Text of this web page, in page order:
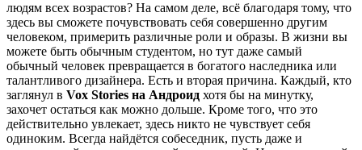
людям всех возрастов? На самом деле, всё благодаря тому, что
здесь вы сможете почувствовать себя совершенно другим
человеком, примерить различные роли и образы. В жизни вы
можете быть обычным студентом, но тут даже самый
обычный человек превращается в богатого наследника или
талантливого дизайнера. Есть и вторая причина. Каждый, кто
заглянул в Vox Stories на Андроид хотя бы на минутку,
захочет остаться как можно дольше. Кроме того, что это
действительно увлекает, здесь никто не чувствует себя
одиноким. Всегда найдётся собеседник, пусть даже и